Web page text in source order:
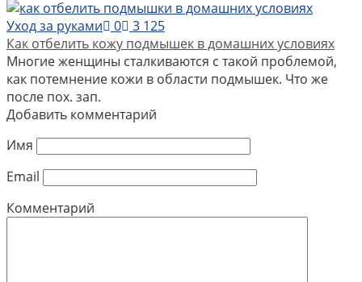
Уход за руками
0
3 125
Как отбелить кожу подмышек в домашних условиях
Многие женщины сталкиваются с такой проблемой,
как потемнение кожи в области подмышек. Что же
после пох. зап.
Добавить комментарий
Имя
Email
Комментарий